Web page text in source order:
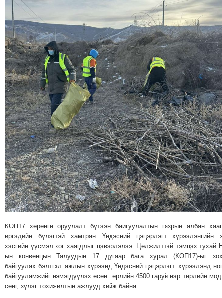
МЭДЭХҮЙ
ТЕХНОЛОГИ
ЭРДЭНЭТ
ҮЙЛДВЭРИЙН
ЭРГЭН
ТОЙРОНД
ХАВРЫН
ЧУУЛГАНЫ
ЭРГЭН
ТОЙРОНД
"ОУВС"-
ИЙН
ЭРГЭН
ТОЙРОНД
"ЖИ
ТАЙМ"ЫН
ЭРГЭН
ТОЙРОНД
ГРАНАТ
ОСЛЫН
ЭРГЭН
ТОЙРОНД
КОП17 хөрөнгө оруулалт бүтээн байгуулалтын газрын албан
иргэдийн бүлэгтэй хамтран Үндэсний цэцэрлэгт хүрээлэнгийн
хэсгийн үүсмэл хог хаягдлыг цэвэрлэлээ. Цөлжилттэй тэмцэх тухай
ын конвенцын Талуудын 17 дугаар бага хурал (КОП17)-ыг
байгуулах бэлтгэл ажлын хүрээнд Үндэсний цэцэрлэгт хүрээлэнд
байгууламжийг нэмэгдүүлэх есөн төрлийн 4500 гаруй нэр төрлийн мод
сөөг, зүлэг тохижилтын ажлууд хийж байна.